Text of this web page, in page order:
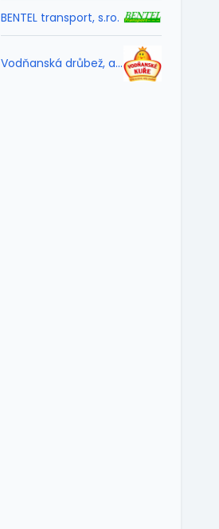
BENTEL transport, s.ro.
Vodňanská drůbež, a.s.